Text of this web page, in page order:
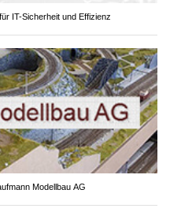
IT-Sicherheit und Effizienz
Modellbau AG